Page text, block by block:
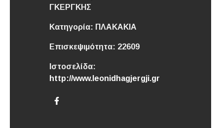
ΓΚΕΡΓΚΗΣ
Κατηγορία: ΠΛΑΚΑΚΙΑ
Επισκεψιμότητα: 22609
Ιστοσελίδα:
http://www.leonidhagjergji.gr